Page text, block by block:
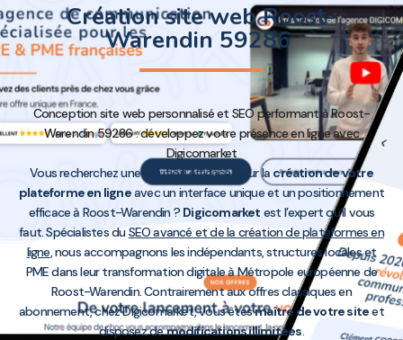
Création site web Roost-
Warendin 59286
Conception site web personnalisé et SEO performant à Roost-
Warendin 59286 : développez votre présence en ligne avec
Digicomarket
Vous recherchez une solution efficace pour la création de votre
plateforme en ligneavec un interface unique et un positionnement
efficace à Roost-Warendin ? Digicomarket est l’expert qu’il vous
faut. Spécialistes duSEO avancé et de la création de plateformes en
ligne , nous accompagnons les indépendants, structures locales et
PME dans leur transformation digitale à Métropole européenne de
Roost-Warendin. Contrairement aux offres classiques en
abonnement, chez Digicomarket, vous êtesmaître de votre siteet
disposez demodifications illimitées